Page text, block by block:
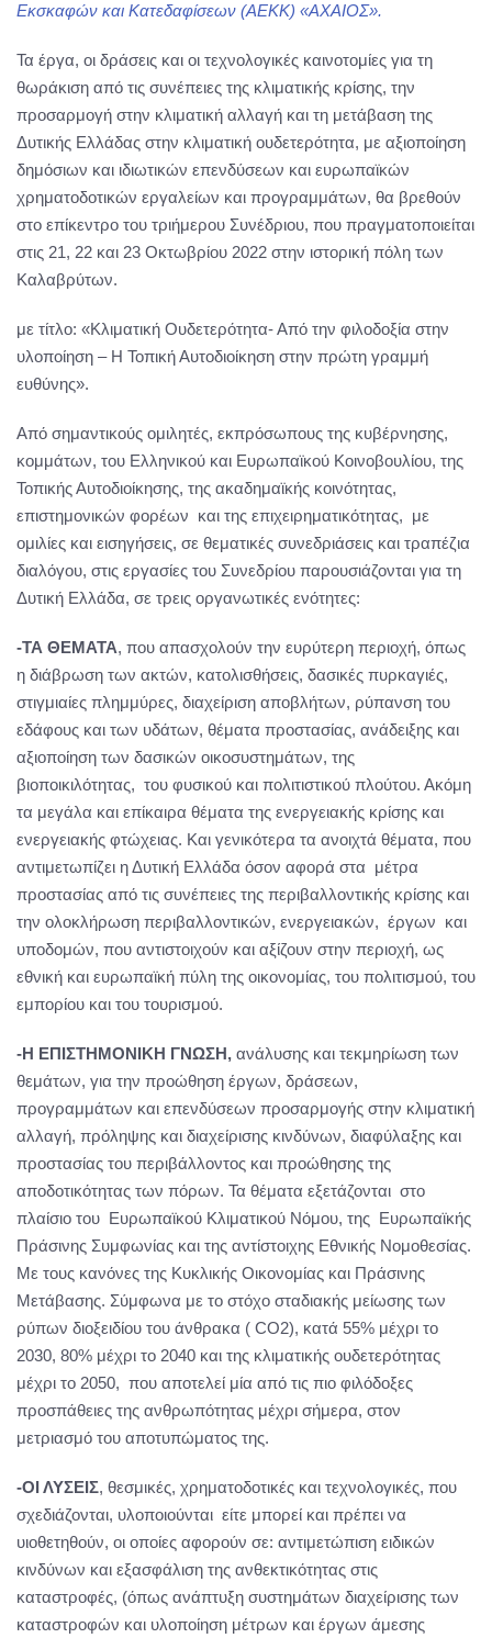
Εκσκαφών και Κατεδαφίσεων (ΑΕΚΚ) «ΑΧΑΙΟΣ».
Τα έργα, οι δράσεις και οι τεχνολογικές καινοτομίες για τη
θωράκιση από τις συνέπειες της κλιματικής κρίσης, την
προσαρμογή στην κλιματική αλλαγή και τη μετάβαση της
Δυτικής Ελλάδας στην κλιματική ουδετερότητα, με αξιοποίηση
δημόσιων και ιδιωτικών επενδύσεων και ευρωπαϊκών
χρηματοδοτικών εργαλείων και προγραμμάτων, θα βρεθούν
στο επίκεντρο του τριήμερου Συνέδριου, που πραγματοποιείται
στις 21, 22 και 23 Οκτωβρίου 2022 στην ιστορική πόλη των
Καλαβρύτων.
με τίτλο: «Κλιματική Ουδετερότητα- Από την φιλοδοξία στην
υλοποίηση – Η Τοπική Αυτοδιοίκηση στην πρώτη γραμμή
ευθύνης».
Από σημαντικούς ομιλητές, εκπρόσωπους της κυβέρνησης,
κομμάτων, του Ελληνικού και Ευρωπαϊκού Κοινοβουλίου, της
Τοπικής Αυτοδιοίκησης, της ακαδημαϊκής κοινότητας,
επιστημονικών φορέων και της επιχειρηματικότητας, με
ομιλίες και εισηγήσεις, σε θεματικές συνεδριάσεις και τραπέζια
διαλόγου, στις εργασίες του Συνεδρίου παρουσιάζονται για τη
Δυτική Ελλάδα, σε τρεις οργανωτικές ενότητες:
-ΤΑ ΘΕΜΑΤΑ, που απασχολούν την ευρύτερη περιοχή, όπως
η διάβρωση των ακτών, κατολισθήσεις, δασικές πυρκαγιές,
στιγμιαίες πλημμύρες, διαχείριση αποβλήτων, ρύπανση του
εδάφους και των υδάτων, θέματα προστασίας, ανάδειξης και
αξιοποίηση των δασικών οικοσυστημάτων, της
βιοποικιλότητας, του φυσικού και πολιτιστικού πλούτου. Ακόμη
τα μεγάλα και επίκαιρα θέματα της ενεργειακής κρίσης και
ενεργειακής φτώχειας. Και γενικότερα τα ανοιχτά θέματα, που
αντιμετωπίζει η Δυτική Ελλάδα όσον αφορά στα μέτρα
προστασίας από τις συνέπειες της περιβαλλοντικής κρίσης και
την ολοκλήρωση περιβαλλοντικών, ενεργειακών, έργων και
υποδομών, που αντιστοιχούν και αξίζουν στην περιοχή, ως
εθνική και ευρωπαϊκή πύλη της οικονομίας, του πολιτισμού, του
εμπορίου και του τουρισμού.
-Η ΕΠΙΣΤΗΜΟΝΙΚΗ ΓΝΩΣΗ, ανάλυσης και τεκμηρίωση των
θεμάτων, για την προώθηση έργων, δράσεων,
προγραμμάτων και επενδύσεων προσαρμογής στην κλιματική
αλλαγή, πρόληψης και διαχείρισης κινδύνων, διαφύλαξης και
προστασίας του περιβάλλοντος και προώθησης της
αποδοτικότητας των πόρων. Τα θέματα εξετάζονται στο
πλαίσιο του Ευρωπαϊκού Κλιματικού Νόμου, της Ευρωπαϊκής
Πράσινης Συμφωνίας και της αντίστοιχης Εθνικής Νομοθεσίας.
Με τους κανόνες της Κυκλικής Οικονομίας και Πράσινης
Μετάβασης. Σύμφωνα με το στόχο σταδιακής μείωσης των
ρύπων διοξειδίου του άνθρακα ( CO2), κατά 55% μέχρι το
2030, 80% μέχρι το 2040 και της κλιματικής ουδετερότητας
μέχρι το 2050, που αποτελεί μία από τις πιο φιλόδοξες
προσπάθειες της ανθρωπότητας μέχρι σήμερα, στον
μετριασμό του αποτυπώματος της.
-ΟΙ ΛΥΣΕΙΣ, θεσμικές, χρηματοδοτικές και τεχνολογικές, που
σχεδιάζονται, υλοποιούνται είτε μπορεί και πρέπει να
υιοθετηθούν, οι οποίες αφορούν σε: αντιμετώπιση ειδικών
κινδύνων και εξασφάλιση της ανθεκτικότητας στις
καταστροφές, (όπως ανάπτυξη συστημάτων διαχείρισης των
καταστροφών και υλοποίηση μέτρων και έργων άμεσης